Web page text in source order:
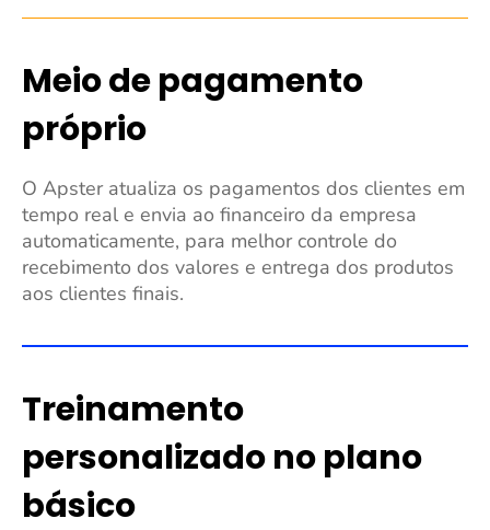
Meio de pagamento
próprio
O Apster atualiza os pagamentos dos clientes em
tempo real e envia ao financeiro da empresa
automaticamente, para melhor controle do
recebimento dos valores e entrega dos produtos
aos clientes finais.
Treinamento
personalizado no plano
básico